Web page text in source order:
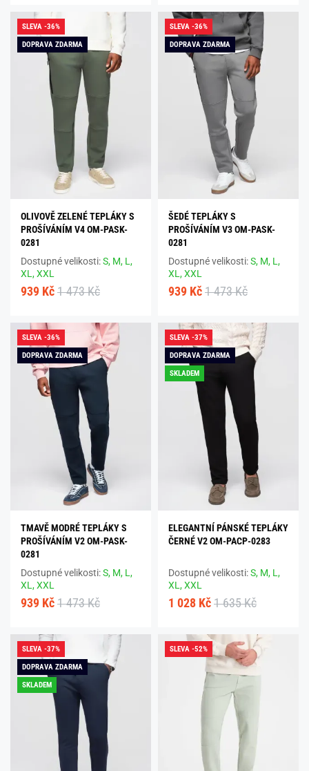
SLEVA -36%
DOPRAVA ZDARMA
OLIVOVĚ ZELENÉ TEPLÁKY S
PROŠÍVÁNÍM V4 OM-PASK-
0281
Dostupné velikosti:S, M, L,
XL,XXL
939 Kč 1 473 Kč
SLEVA -36%
DOPRAVA ZDARMA
ŠEDÉ TEPLÁKY S
PROŠÍVÁNÍM V3 OM-PASK-
0281
Dostupné velikosti:S, M, L,
XL,XXL
939 Kč 1 473 Kč
SLEVA -36%
DOPRAVA ZDARMA
TMAVĚ MODRÉ TEPLÁKY S
PROŠÍVÁNÍM V2 OM-PASK-
0281
Dostupné velikosti:S, M, L,
XL,XXL
939 Kč 1 473 Kč
SLEVA -37%
DOPRAVA ZDARMA
SKLADEM
ELEGANTNÍ PÁNSKÉ TEPLÁKY
ČERNÉ V2 OM-PACP-0283
Dostupné velikosti:S, M, L,
XL,XXL
1 028 Kč 1 635 Kč
SLEVA -37%
DOPRAVA ZDARMA
SKLADEM
SLEVA -52%